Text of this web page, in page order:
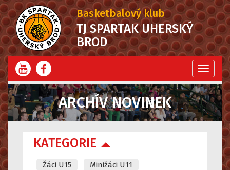
Basketbalový klub
TJ SPARTAK UHERSKÝ
BROD
Menu
ARCHÍV NOVINEK
KATEGORIE
Žáci U15
Minižáci U11